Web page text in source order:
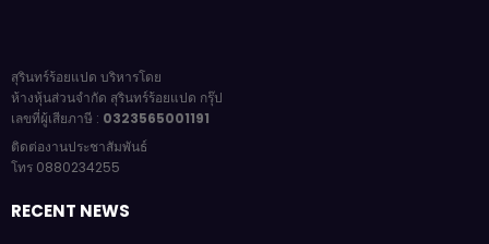
สุรินทร์ร้อยแปด บริหารโดย
ห้างหุ้นส่วนจำกัด สุรินทร์ร้อยแปด กรุ๊ป
เลขที่ผู้เสียภาษี : 0323565001191
ติดต่องานประชาสัมพันธ์
โทร 0880234255
RECENT NEWS